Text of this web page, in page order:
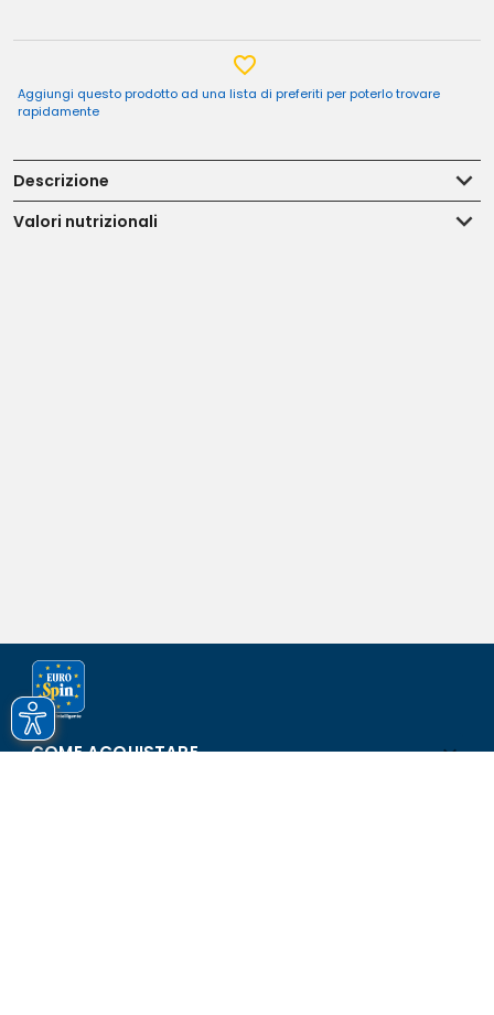
Aggiungi questo prodotto ad una lista di preferiti per poterlo trovare
rapidamente
Descrizione
Valori nutrizionali
COME ACQUISTARE